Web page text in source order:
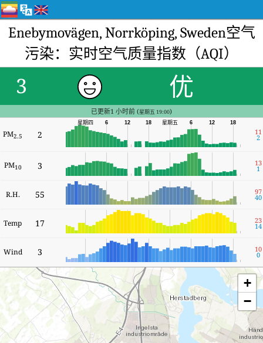
Enebymovägen, Norrköping, Sweden空气
污染：实时空气质量指数（AQI）
3 优
已更新1 小时前 (星期五 19:00)
PM2.5 2
18
12
6
星期五
18
12
6
星期四
11
2
PM10 3 13
1
R.H. 55 97
40
Temp 17 23
14
Wind 3 10
0
+
−